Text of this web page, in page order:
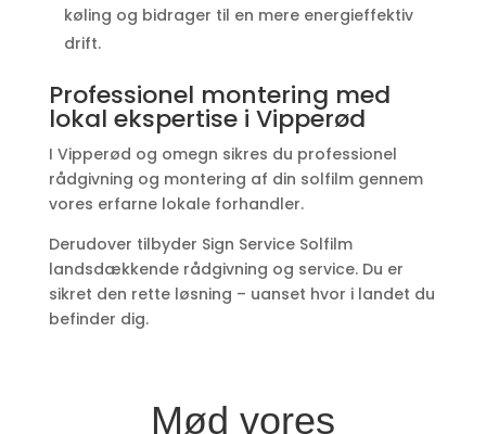
køling og bidrager til en mere energieffektiv
drift.
Professionel montering med
lokal ekspertise i Vipperød
I Vipperød og omegn sikres du professionel
rådgivning og montering af din solfilm gennem
vores erfarne lokale forhandler.
Derudover tilbyder Sign Service Solfilm
landsdækkende rådgivning og service. Du er
sikret den rette løsning – uanset hvor i landet du
befinder dig.
Mød vores